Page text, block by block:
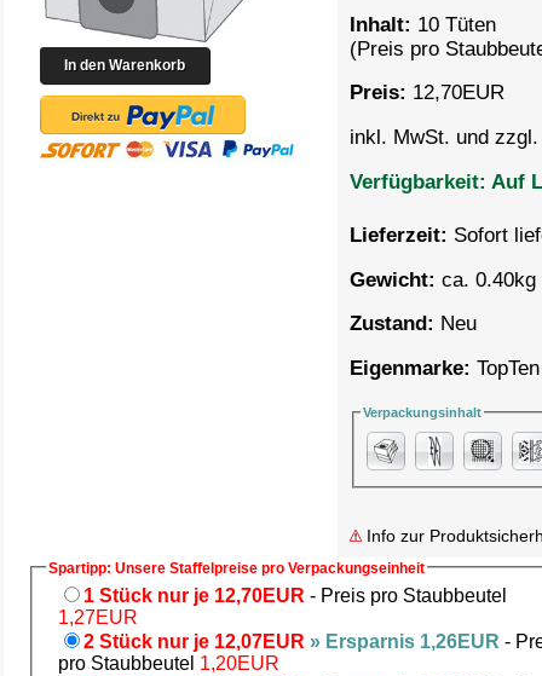
Inhalt: 10 Tüten
(Preis pro
Preis: 12,70EUR
inkl. MwSt. und
Verfügbarkeit: Auf
Lieferzeit: Sofort
Gewicht: ca. 0.40kg
Zustand: Neu
Eigenmarke: TopTen
Verpackungsinhalt
Info zur
Spartipp: Unsere Staffelpreise pro Verpackungseinheit
1 Stück nur je 12,70EUR - Preis pro Staubbeutel
1,27EUR
2 Stück nur je 12,07EUR » Ersparnis 1,26EUR -
pro Staubbeutel 1,20EUR